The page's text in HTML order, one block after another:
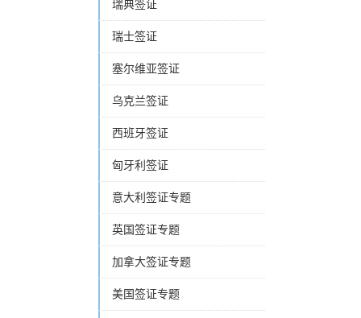
瑞典签证
瑞士签证
塞尔维亚签证
乌克兰签证
西班牙签证
匈牙利签证
意大利签证专题
英国签证专题
加拿大签证专题
美国签证专题